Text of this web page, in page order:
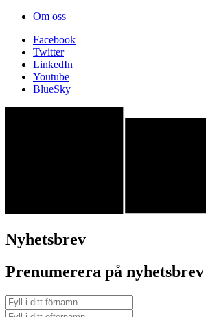
Om oss
Facebook
Twitter
LinkedIn
Youtube
BlueSky
Nyhetsbrev
Prenumerera på nyhetsbrev